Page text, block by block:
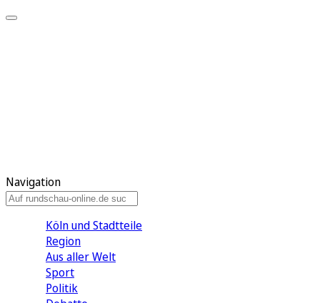
Navigation
Köln und Stadtteile
Region
Aus aller Welt
Sport
Politik